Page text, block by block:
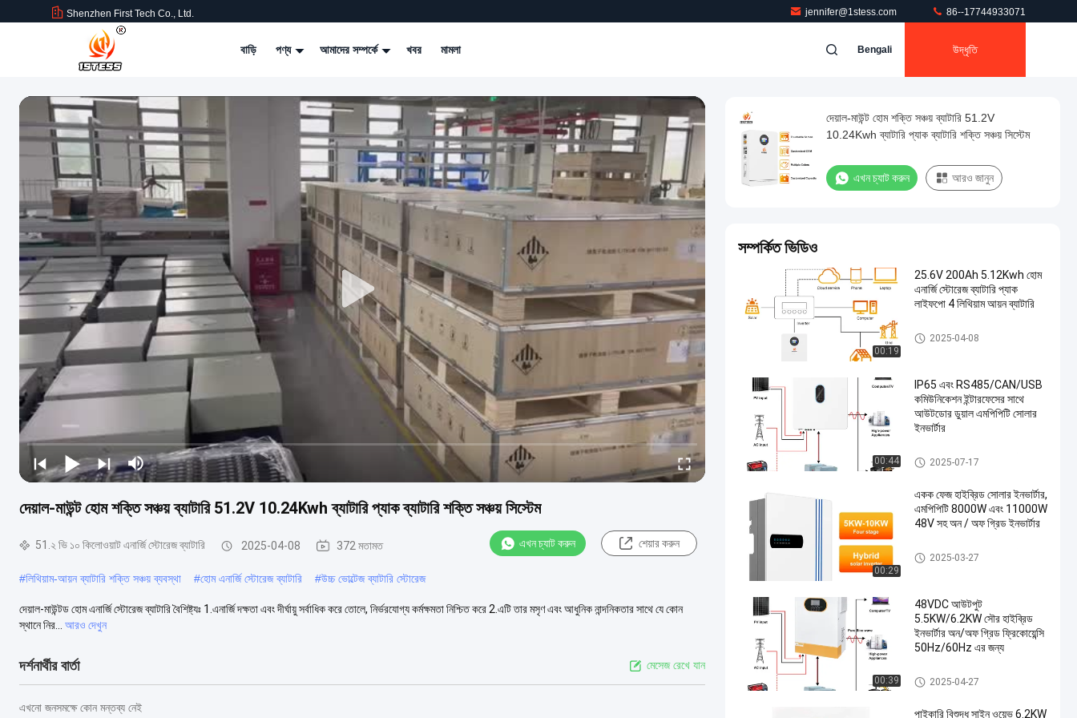
Shenzhen First Tech Co., Ltd. jennifer@1stess.com 86--17744933071
বাড়ি পণ্য আমাদের সম্পর্কে খবর মামলা Bengali উদ্ধৃতি
দেয়াল-মাউন্ট হোম শক্তি সঞ্চয় ব্যাটারি 51.2V 10.24Kwh ব্যাটারি প্যাক ব্যাটারি শক্তি সঞ্চয় সিস্টেম
51.২ ভি ১০ কিলোওয়াট এনার্জি স্টোরেজ ব্যাটারি 2025-04-08 372 মতামত এখন চ্যাট করুন শেয়ার করুন
#লিথিয়াম-আয়ন ব্যাটারি শক্তি সঞ্চয় ব্যবস্থা #হোম এনার্জি স্টোরেজ ব্যাটারি #উচ্চ ভোল্টেজ ব্যাটারি স্টোরেজ
দেয়াল-মাউন্টড হোম এনার্জি স্টোরেজ ব্যাটারি বৈশিষ্ট্যঃ 1.এনার্জি দক্ষতা এবং দীর্ঘায়ু সর্বাধিক করে তোলে, নির্ভরযোগ্য কর্মক্ষমতা নিশ্চিত করে 2.এটি তার মসৃণ এবং আধুনিক নান্দনিকতার সাথে যে কোন
স্থানে নির...
আরও দেখুন
দর্শনার্থীর বার্তা মেসেজ রেখে যান
এখনো জনসমক্ষে কোন মন্তব্য নেই
দেয়াল-মাউন্ট হোম শক্তি সঞ্চয় ব্যাটারি 51.2V
10.24Kwh ব্যাটারি প্যাক ব্যাটারি শক্তি সঞ্চয় সিস্টেম
এখন চ্যাট করুন আরও জানুন
সম্পর্কিত ভিডিও
00:19
25.6V 200Ah 5.12Kwh হোম
এনার্জি স্টোরেজ ব্যাটারি প্যাক
লাইফপো 4 লিথিয়াম আয়ন ব্যাটারি
2.৫৬ কিলোওয়াট লিথিয়াম আইওন ব্যাটারি
2025-04-08
00:44
IP65 এবং RS485/CAN/USB
কমিউনিকেশন ইন্টারফেসের সাথে
আউটডোর ডুয়াল এমপিপিটি সোলার
ইনভার্টার
অফ গ্রিড হাইব্রিড সোলার ইনভার্টার
2025-07-17
00:29
একক ফেজ হাইব্রিড সোলার ইনভার্টার,
এমপিপিটি 8000W এবং 11000W
48V সহ অন / অফ গ্রিড ইনভার্টার
অফ গ্রিড হাইব্রিড সোলার ইনভার্টার
2025-03-27
00:39
48VDC আউটপুট
5.5KW/6.2KW সৌর হাইব্রিড
ইনভার্টার অন/অফ গ্রিড ফ্রিকোয়েন্সি
50Hz/60Hz এর জন্য
অফ গ্রিড হাইব্রিড সোলার ইনভার্টার
2025-04-27
পাইকারি বিশুদ্ধ সাইন ওয়েভ 6.2KW